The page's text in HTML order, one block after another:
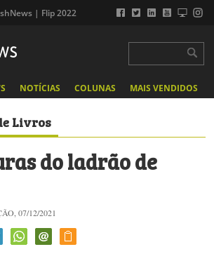
| Flip 2022
NOTÍCIAS COLUNAS MAIS VENDIDOS
Livros
do ladrão de
07/12/2021